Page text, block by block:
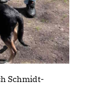
Schmidt-